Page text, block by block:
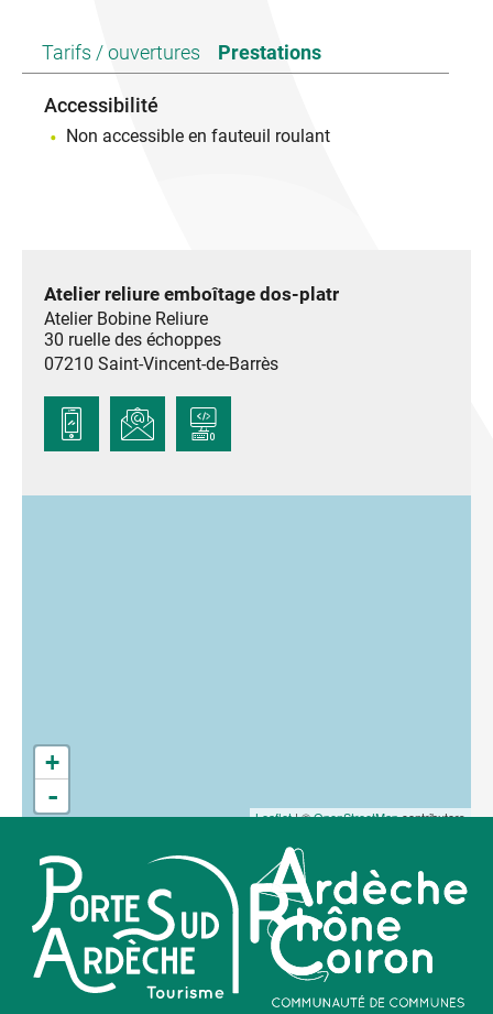
Tarifs / ouvertures Prestations
Accessibilité
Non accessible en fauteuil roulant
Atelier reliure emboîtage dos-platr
Atelier Bobine Reliure
30 ruelle des échoppes
07210 Saint-Vincent-de-Barrès
+
-
Leaflet| ©OpenStreetMapcontributors